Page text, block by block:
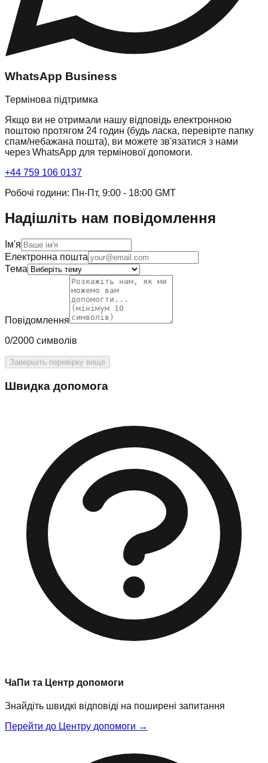
WhatsApp Business
Термінова підтримка
Якщо ви не отримали нашу відповідь електронною
поштою протягом 24 годин (будь ласка, перевірте папку
спам/небажана пошта), ви можете зв'язатися з нами
через WhatsApp для термінової допомоги.
+44 759 106 0137
Робочі години: Пн-Пт, 9:00 - 18:00 GMT
Надішліть нам повідомлення
Ім'я
Електронна пошта
Тема
Повідомлення
0/2000 символів
Завершіть перевірку вище
Швидка допомога
ЧаПи та Центр допомоги
Знайдіть швидкі відповіді на поширені запитання
Перейти до Центру допомоги →